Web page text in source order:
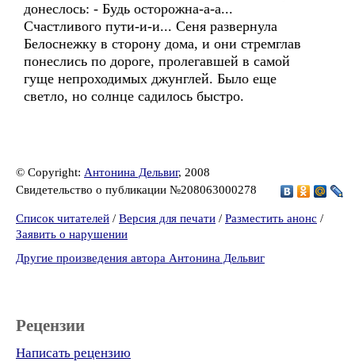
донеслось: - Будь осторожна-а-а...
Счастливого пути-и-и... Сеня развернула
Белоснежку в сторону дома, и они стремглав
понеслись по дороге, пролегавшей в самой
гуще непроходимых джунглей. Было еще
светло, но солнце садилось быстро.
© Copyright: Антонина Дельвиг, 2008
Свидетельство о публикации №208063000278
Список читателей / Версия для печати / Разместить анонс /
Заявить о нарушении
Другие произведения автора Антонина Дельвиг
Рецензии
Написать рецензию